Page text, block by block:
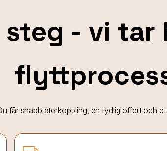
steg - vi tar
får snabb återkoppling, en tydlig offert och